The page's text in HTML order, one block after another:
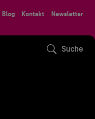
Blog Kontakt Newsletter
Suche